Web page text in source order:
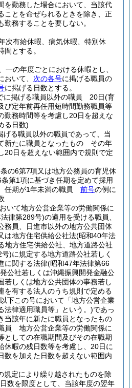
を勤務した場合において、当該代
ことを命ぜられるときを除き、正
務することを要しない。
次有給休暇、病気休暇、特別休
とする。
一の年度ごとにおける休暇とし、
いて、 次の各号に掲げる職員の
に掲げる日数とする。
に掲げる職員以外の職員 20日(育
び定年前再任用短時間勤務職員等
勤務時間等を考慮し20日を超えな
る日数)
げる職員以外の職員であって、当
新たに職員となったもの その年
20日を超えない範囲内で規則で定
の6第7項又は地方公務員の育児休
第1項に基づき任期を定めて採用
任期が1年未満の職員 前号の例に
いて地方公営企業等の労働関係に
律第289号)の適用を受ける職員、
務員、日進市以外の地方公共団体
は地方住宅供給公社法(昭和40年法
地方住宅供給公社、地方道路公社
号)に規定する地方道路公社若しく
に関する法律(昭和47年法律第66
公社若しくは沖縄振興開発金融公
若しくは地方公共団体の事務若し
を有する法人のうち規則で定める
下この号において「地方公営企業
法律適用職員等」という。)であっ
当該年に新たに職員となったもの
員 地方公営企業等の労働関係に
としての在職期間及びその在職期
休暇の残日数等を考慮し、20日に
数を加えた日数を超えない範囲内
規定により繰り越されたものを除
数を限度として、当該年度の翌年